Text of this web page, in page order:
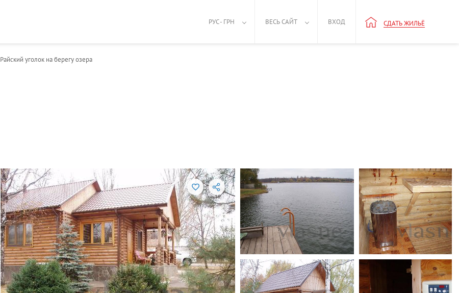
РУС - ГРН ВЕСЬ САЙТ ВХОД СДАТЬ ЖИЛЬЁ
Райский уголок на берегу озера